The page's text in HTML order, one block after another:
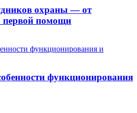
охраны — от
первой помощи
функционирования